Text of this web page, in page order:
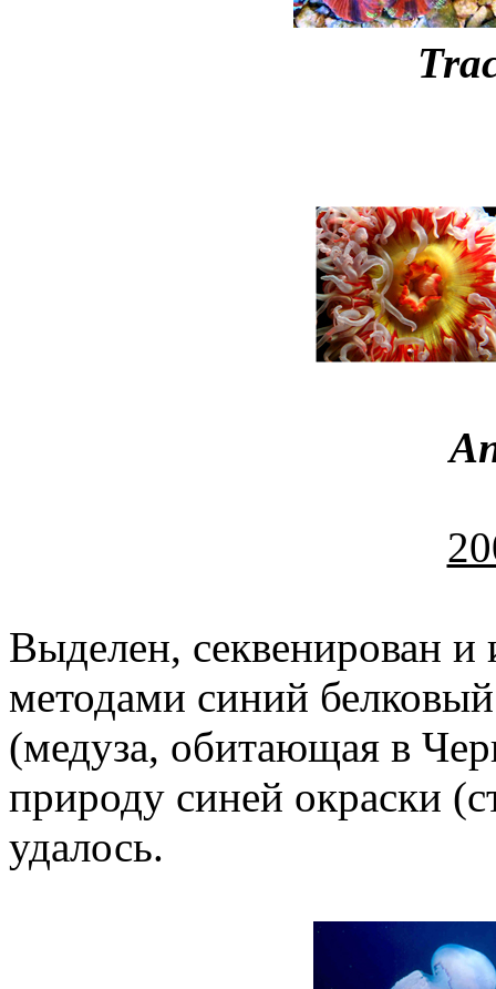
Выделен, секвенирован
методами синий
(медуза, обитающая в
природу синей окраски
удалось.